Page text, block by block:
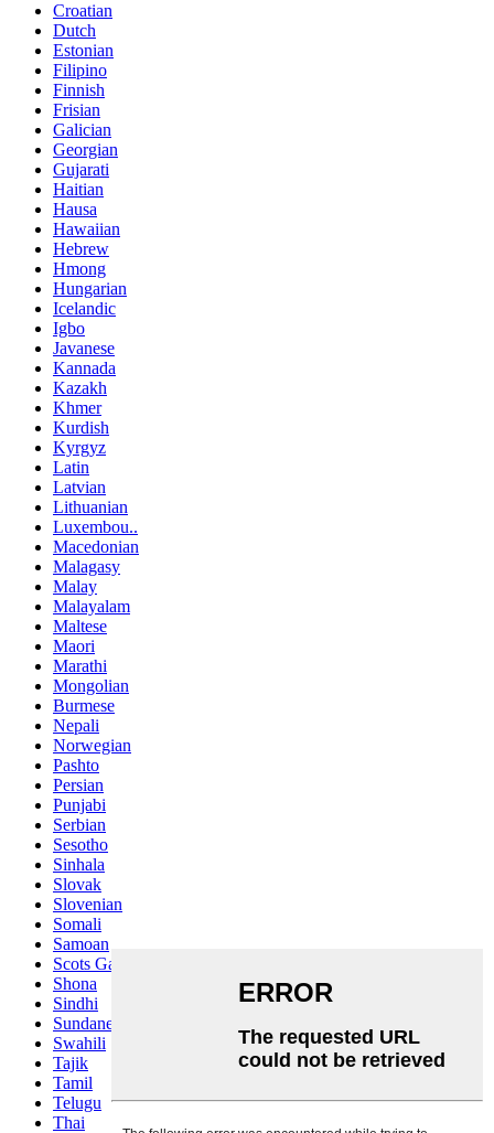
Croatian
Dutch
Estonian
Filipino
Finnish
Frisian
Galician
Georgian
Gujarati
Haitian
Hausa
Hawaiian
Hebrew
Hmong
Hungarian
Icelandic
Igbo
Javanese
Kannada
Kazakh
Khmer
Kurdish
Kyrgyz
Latin
Latvian
Lithuanian
Luxembou..
Macedonian
Malagasy
Malay
Malayalam
Maltese
Maori
Marathi
Mongolian
Burmese
Nepali
Norwegian
Pashto
Persian
Punjabi
Serbian
Sesotho
Sinhala
Slovak
Slovenian
Somali
Samoan
Scots Gaelic
Shona
Sindhi
Sundanese
Swahili
Tajik
Tamil
Telugu
Thai